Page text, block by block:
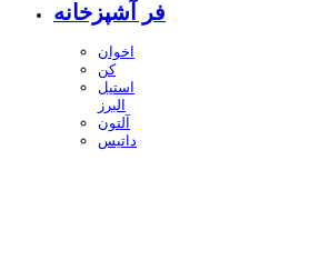
فر آشپزخانه
اخوان
کن
استیل
البرز
آلتون
داتیس